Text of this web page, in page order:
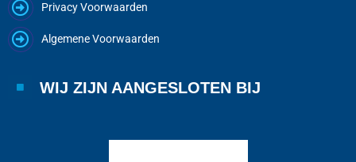
Privacy Voorwaarden
Algemene Voorwaarden
WIJ ZIJN AANGESLOTEN BIJ